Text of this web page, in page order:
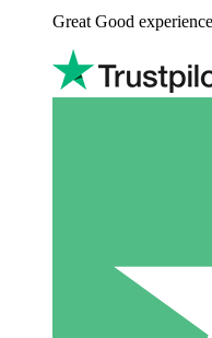
Great Good